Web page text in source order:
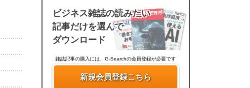
ビジネス雑誌の読みたい
記事だけを選んで
ダウンロード
雑誌記事の購入には、G-Searchの会員登録が必要です
新規会員登録こちら